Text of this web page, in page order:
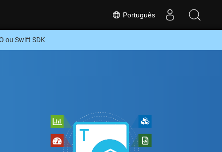
Português
ou Swift SDK